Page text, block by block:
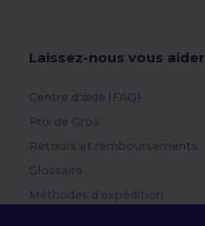
Laissez-nous vous aider
Centre d'aide (FAQ)
Prix de Gros
Retours et remboursements
Glossaire
Méthodes d'expédition